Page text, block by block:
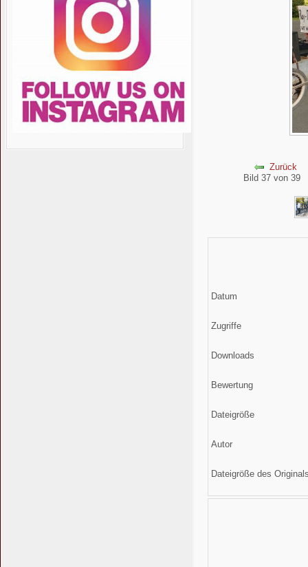
Zurück
Bild 37 von 39
Datum
Zugriffe
Downloads
Bewertung
Dateigröße
Autor
Dateigröße des